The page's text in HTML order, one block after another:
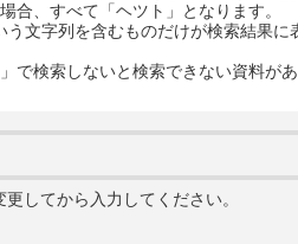
合、すべて「ヘツト」となります。
文字列を含むものだけが検索結果に
検索しないと検索できない資料があ
してから入力してください。